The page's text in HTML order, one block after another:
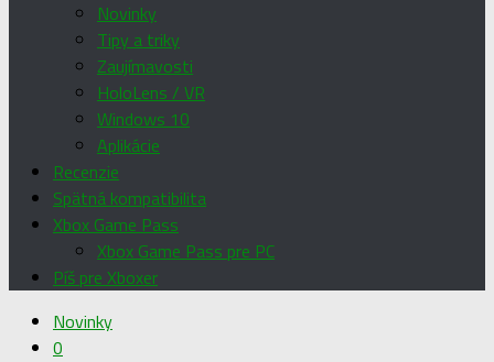
Novinky
Tipy a triky
Zaujímavosti
HoloLens / VR
Windows 10
Aplikácie
Recenzie
Spätná kompatibilita
Xbox Game Pass
Xbox Game Pass pre PC
Píš pre Xboxer
Novinky
0